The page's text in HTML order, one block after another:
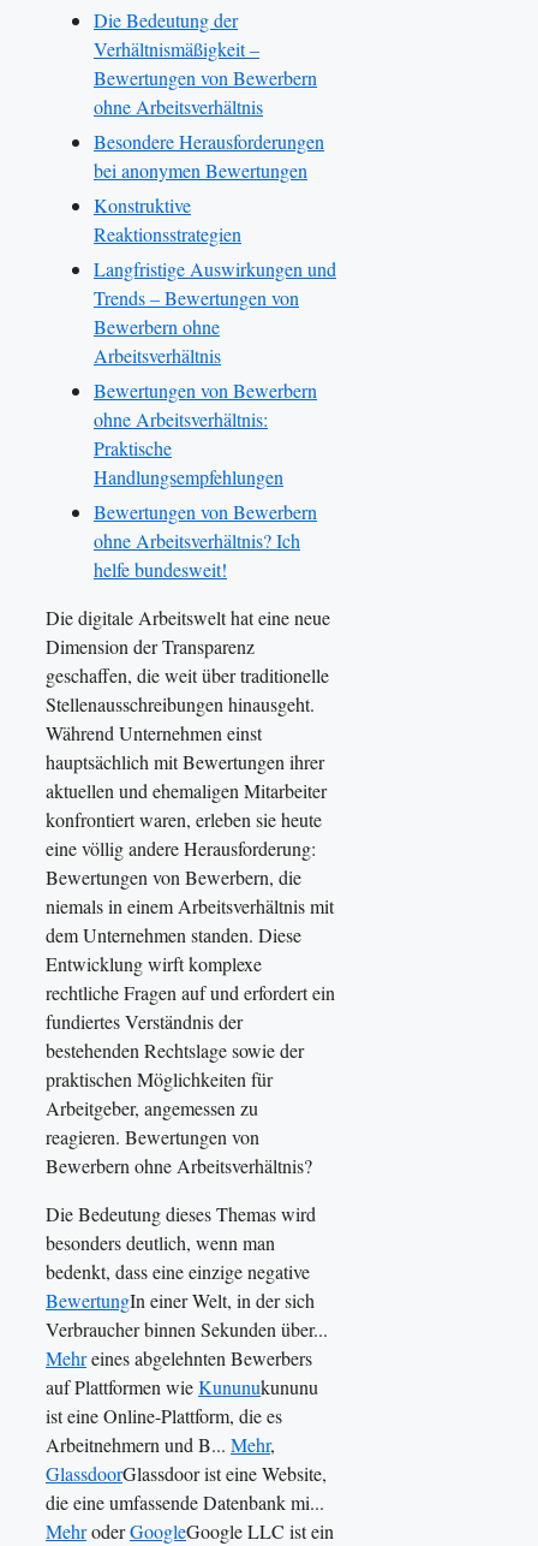
Die Bedeutung der
Verhältnismäßigkeit –
Bewertungen von Bewerbern
ohne Arbeitsverhältnis
Besondere Herausforderungen
bei anonymen Bewertungen
Konstruktive
Reaktionsstrategien
Langfristige Auswirkungen und
Trends – Bewertungen von
Bewerbern ohne
Arbeitsverhältnis
Bewertungen von Bewerbern
ohne Arbeitsverhältnis:
Praktische
Handlungsempfehlungen
Bewertungen von Bewerbern
ohne Arbeitsverhältnis? Ich
helfe bundesweit!
Die digitale Arbeitswelt hat eine neue
Dimension der Transparenz
geschaffen, die weit über traditionelle
Stellenausschreibungen hinausgeht.
Während Unternehmen einst
hauptsächlich mit Bewertungen ihrer
aktuellen und ehemaligen Mitarbeiter
konfrontiert waren, erleben sie heute
eine völlig andere Herausforderung:
Bewertungen von Bewerbern, die
niemals in einem Arbeitsverhältnis mit
dem Unternehmen standen. Diese
Entwicklung wirft komplexe
rechtliche Fragen auf und erfordert ein
fundiertes Verständnis der
bestehenden Rechtslage sowie der
praktischen Möglichkeiten für
Arbeitgeber, angemessen zu
reagieren. Bewertungen von
Bewerbern ohne Arbeitsverhältnis?
Die Bedeutung dieses Themas wird
besonders deutlich, wenn man
bedenkt, dass eine einzige negative
BewertungIn einer Welt, in der sich
Verbraucher binnen Sekunden über...
Mehreines abgelehnten Bewerbers
auf Plattformen wieKununukununu
ist eine Online-Plattform, die es
Arbeitnehmern und B... Mehr,
GlassdoorGlassdoor ist eine Website,
die eine umfassende Datenbank mi...
MehroderGoogleGoogle LLC ist ein